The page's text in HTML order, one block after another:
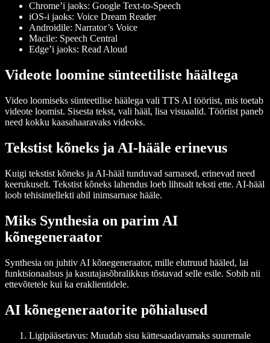
Chrome’i jaoks: Google Text-to-Speech
iOS-i jaoks: Voice Dream Reader
Androidile: Narrator’s Voice
Macile: Speech Central
Edge’i jaoks: Read Aloud
Videote loomine sünteetiliste häältega
Video loomiseks sünteetilise häälega vali TTS AI tööriist, mis toetab
videote loomist. Sisesta tekst, vali hääl, lisa visuaalid. Tööriist paneb
need kokku kaasahaaravaks videoks.
Tekstist kõneks ja AI-hääle erinevus
Kuigi tekstist kõneks ja AI-hääl tunduvad sarnased, erinevad need
keerukuselt. Tekstist kõneks lahendus loeb lihtsalt teksti ette. AI-hääl
loob tehisintellekti abil inimsarnase hääle.
Miks Synthesia on parim AI
kõnegeneraator
Synthesia on juhtiv AI kõnegeneraator, mille elutruud hääled, lai
funktsionaalsus ja kasutajasõbralikkus tõstavad selle esile. Sobib nii
ettevõtetele kui ka eraklientidele.
AI kõnegeneraatorite põhialused
Ligipääsetavus: Muudab sisu kättesaadavamaks suuremale